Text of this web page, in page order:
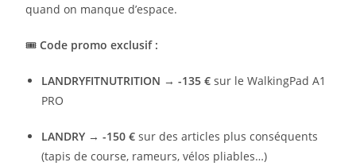
quand on manque d’espace.
🎟️Code promo exclusif :
LANDRYFITNUTRITION →-135 € sur le WalkingPad A1
PRO
LANDRY →-150 € sur des articles plus conséquents
(tapis de course, rameurs, vélos pliables…)